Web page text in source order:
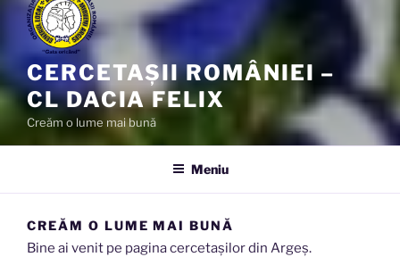
CERCETAȘII ROMÂNIEI –
CL DACIA FELIX
Creăm o lume mai bună
Meniu
CREĂM O LUME MAI BUNĂ
Bine ai venit pe pagina cercetașilor din Argeș.